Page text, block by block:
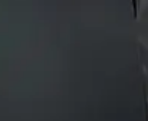
da peça: atenção à tabela de
medidas mais relevantes para a